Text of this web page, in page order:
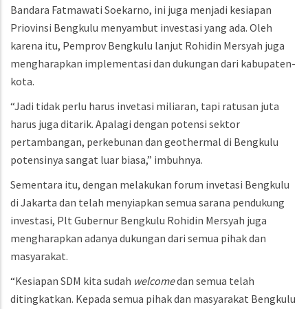
Bandara Fatmawati Soekarno, ini juga menjadi kesiapan
Priovinsi Bengkulu menyambut investasi yang ada. Oleh
karena itu, Pemprov Bengkulu lanjut Rohidin Mersyah juga
mengharapkan implementasi dan dukungan dari kabupaten-
kota.
“Jadi tidak perlu harus invetasi miliaran, tapi ratusan juta
harus juga ditarik. Apalagi dengan potensi sektor
pertambangan, perkebunan dan geothermal di Bengkulu
potensinya sangat luar biasa,” imbuhnya.
Sementara itu, dengan melakukan forum invetasi Bengkulu
di Jakarta dan telah menyiapkan semua sarana pendukung
investasi, Plt Gubernur Bengkulu Rohidin Mersyah juga
mengharapkan adanya dukungan dari semua pihak dan
masyarakat.
“Kesiapan SDM kita sudah welcomedan semua telah
ditingkatkan. Kepada semua pihak dan masyarakat Bengkulu